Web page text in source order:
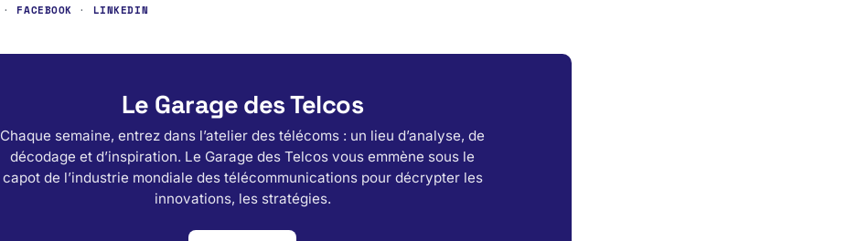
· FACEBOOK · LINKEDIN
Le Garage des Telcos
Chaque semaine, entrez dans l’atelier des télécoms : un lieu d’analyse, de
décodage et d’inspiration. Le Garage des Telcos vous emmène sous le
capot de l’industrie mondiale des télécommunications pour décrypter les
innovations, les stratégies.